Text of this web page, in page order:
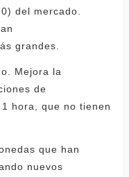
del mercado.
grandes.
Mejora la
de
hora, que no tienen
que han
nuevos